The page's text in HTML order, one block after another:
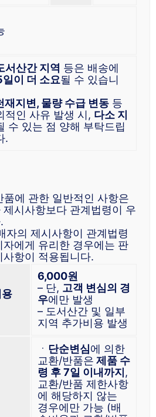
서산간 지역 등은 배송에
이 더 소요될 수 있습니
재지변, 물량 수급 변동 등
적인 사유 발생 시, 다소 지
수 있는 점 양해 부탁드립
.
품에 관한 일반적인 사항은
제시사항보다 관계법령이 우
자의 제시사항이 관계법령
자에게 유리한 경우에는 판
사항이 적용됩니다.
6,000원
– 단, 고객 변심의 경
우에만 발생
– 도서산간 및 일부
지역 추가비용 발생
ㆍ 단순변심에 의한
교환/반품은 제품 수
령 후 7일 이내까지 ,
교환/반품 제한사항
에 해당하지 않는
경우에만 가능 (배